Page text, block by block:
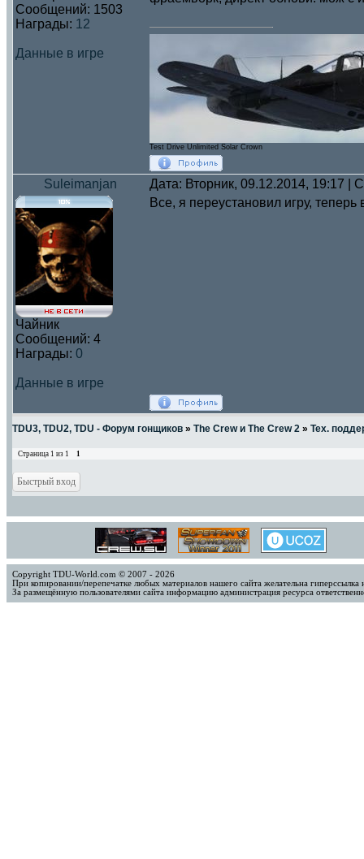
Сообщений: 1503
Награды: 12
Данные в игре
Test Drive Unlimited Solar Crown
Suleimanjan Дата: Вторник, 09.12.2014, 19:17 |
Чайник
Сообщений: 4
Награды: 0
Данные в игре
Все, я переустановил игру,
TDU3, TDU2, TDU - Форум гонщиков » The Crew и The Crew 2 » Тех.
Страница 1 из 1 1
Copyright TDU-World.com © 2007 - 2026
При копировании/перепечатке любых материалов нашего сайта желательна
За размещённую пользователями сайта информацию администрация ресурса